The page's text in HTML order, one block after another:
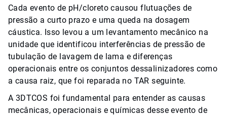
Cada evento de pH/cloreto causou flutuações de
pressão a curto prazo e uma queda na dosagem
cáustica. Isso levou a um levantamento mecânico na
unidade que identificou interferências de pressão de
tubulação de lavagem de lama e diferenças
operacionais entre os conjuntos dessalinizadores como
a causa raiz, que foi reparada no TAR seguinte.
A 3DTCOS foi fundamental para entender as causas
mecânicas, operacionais e químicas desse evento de